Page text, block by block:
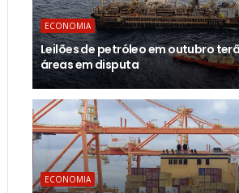
ECONOMIA
Leilões de petróleo em outubro
áreas em disputa
ECONOMIA